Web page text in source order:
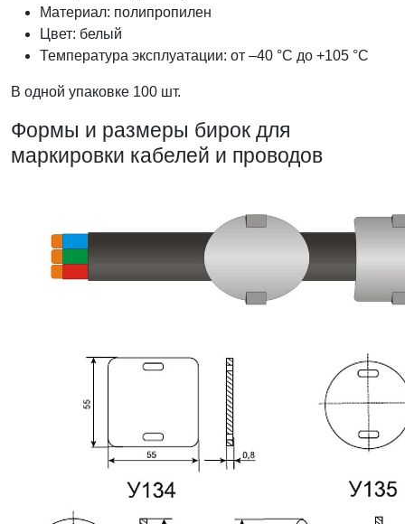
Материал: полипропилен
Цвет: белый
Температура эксплуатации: от –40 °С до +105 °С
В одной упаковке 100 шт.
Формы и размеры бирок для
маркировки кабелей и проводов